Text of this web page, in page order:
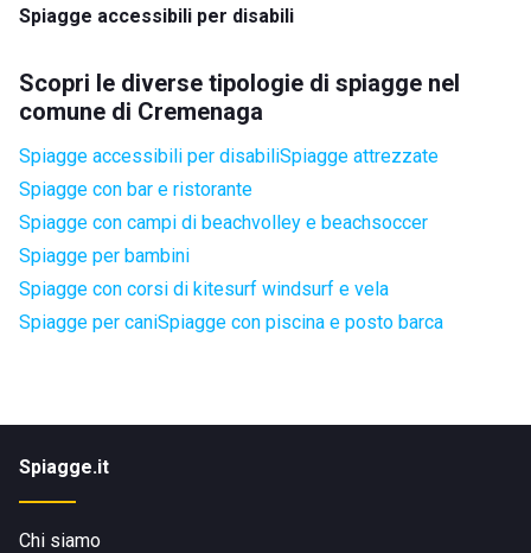
Spiagge accessibili per disabili
Scopri le diverse tipologie di spiagge nel
comune di Cremenaga
Spiagge accessibili per disabiliSpiagge attrezzate
Spiagge con bar e ristorante
Spiagge con campi di beachvolley e beachsoccer
Spiagge per bambini
Spiagge con corsi di kitesurf windsurf e vela
Spiagge per caniSpiagge con piscina e posto barca
Spiagge.it
Chi siamo